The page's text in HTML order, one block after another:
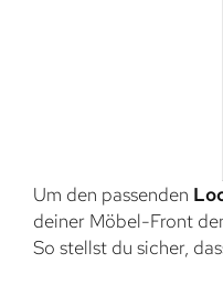
Um den passenden
deiner Möbel-Front
So stellst du sicher,